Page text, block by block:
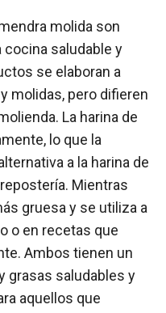
molida son
saludable y
se elaboran a
molidas, pero difieren
La harina de
lo que la
a la harina de
Mientras
gruesa y se utiliza a
o en recetas que
Ambos tienen un
grasas saludables y
aquellos que